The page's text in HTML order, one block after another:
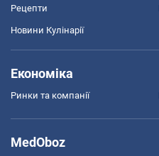
Рецепти
Новини Кулінарії
Економіка
Ринки та компанії
MedOboz